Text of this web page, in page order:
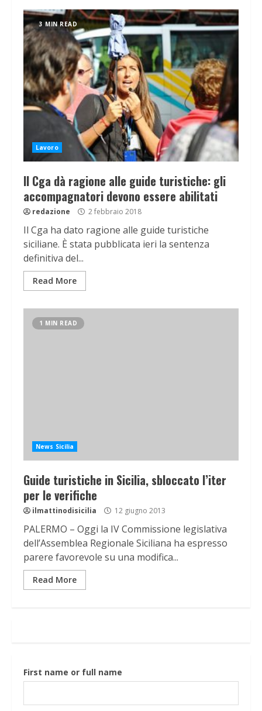
3 MIN READ
Lavoro
Il Cga dà ragione alle guide turistiche: gli
accompagnatori devono essere abilitati
redazione 2 febbraio 2018
Il Cga ha dato ragione alle guide turistiche
siciliane. È stata pubblicata ieri la sentenza
definitiva del...
Read More
1 MIN READ
News Sicilia
Guide turistiche in Sicilia, sbloccato l’iter
per le verifiche
ilmattinodisicilia 12 giugno 2013
PALERMO – Oggi la IV Commissione legislativa
dell’Assemblea Regionale Siciliana ha espresso
parere favorevole su una modifica...
Read More
First name or full name